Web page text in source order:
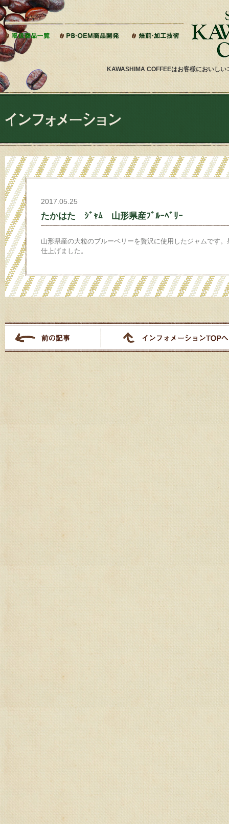
KAWASHIMA COFFEEはお客様においし
本文へジャンプ
2017.05.25
たかはた ｼﾞｬﾑ 山形県産ﾌﾞﾙｰﾍﾞﾘｰ
山形県産の大粒のブルーベリーを贅沢に使用したジャムです
仕上げました。